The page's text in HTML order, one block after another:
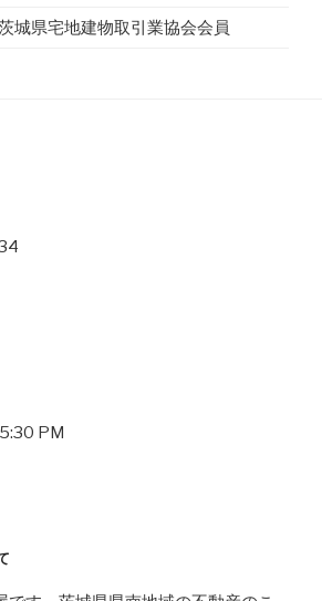
城県宅地建物取引業協会会員
PM